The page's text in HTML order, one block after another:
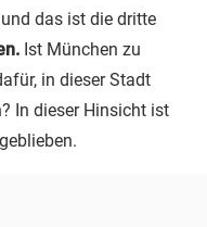
das ist die dritte
Ist München zu
in dieser Stadt
In dieser Hinsicht ist